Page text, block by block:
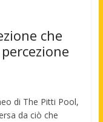
che
di The Pitti Pool,
da ciò che